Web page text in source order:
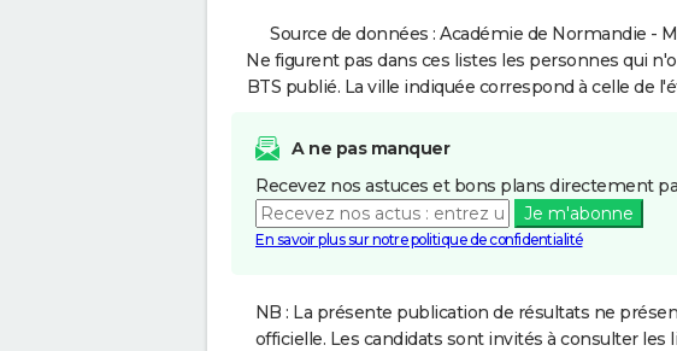
Source de données : Académie de Normandie -
Ne figurent pas dans ces listes les personnes qui
BTS publié. La ville indiquée correspond à celle de
A ne pas manquer
Recevez nos astuces et bons plans directement
Je m'abonne
En savoir plus sur notre politique de confidentialité
NB : La présente publication de résultats ne
officielle. Les candidats sont invités à consulter les